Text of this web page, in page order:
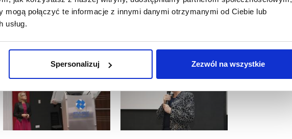
połączyć te informacje z innymi danymi otrzymanymi od Ciebie lub
usług.
Spersonalizuj Zezwól na wszystkie